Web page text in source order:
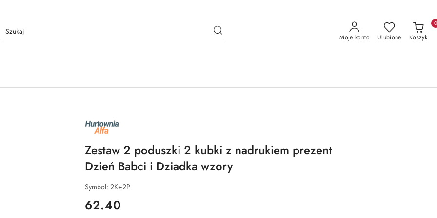
Moje konto Ulubione Koszyk
0
NAZWA
PRODUCENTA:
ALFA
Zestaw 2 poduszki 2 kubki z nadrukiem prezent
Dzień Babci i Dziadka wzory
Symbol: 2K+2P
cena:
62.40